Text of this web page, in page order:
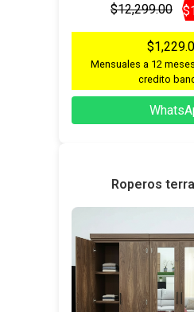
$12,299.00
Mensuales a 12
credito
Roperos